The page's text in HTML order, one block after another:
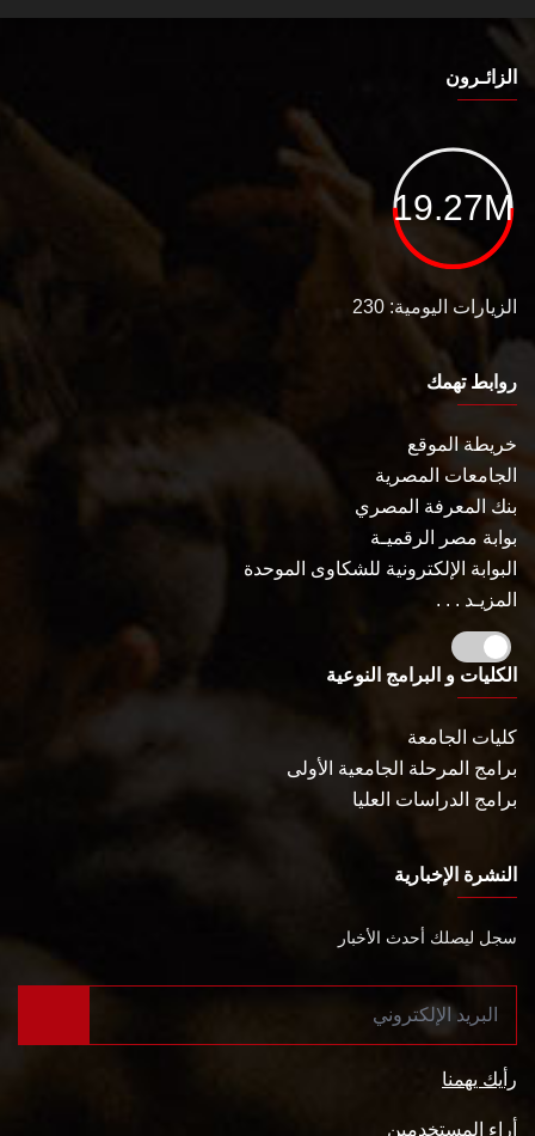
الزائـرون
19.27M
الزيارات اليومية: 230
روابط تهمك
خريطة الموقع
الجامعات المصرية
بنك المعرفة المصري
بوابة مصر الرقميـة
البوابة الإلكترونية للشكاوى الموحدة
المزيـد . . .
الكليات و البرامج النوعية
كليات الجامعة
برامج المرحلة الجامعية الأولى
برامج الدراسات العليا
النشرة الإخبارية
سجل ليصلك أحدث الأخبار
رأيك يهمنا
أراء المستخدمين